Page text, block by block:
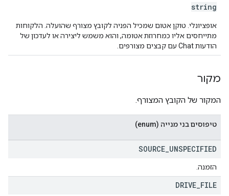
string
אופציונלי. טוקן אטום שמכיל הפניה לקובץ מצורף שהועלה. הלקוחות
מתייחסים אליו כמחרוזת אטומה, והוא משמש ליצירה או לעדכון של
הודעות Chat עם קבצים מצורפים.
מקור
המקור של הקובץ המצורף.
טיפוסים בני מנייה (enum)
SOURCE UNSPECIFIED
הזמנה.
DRIVE FILE